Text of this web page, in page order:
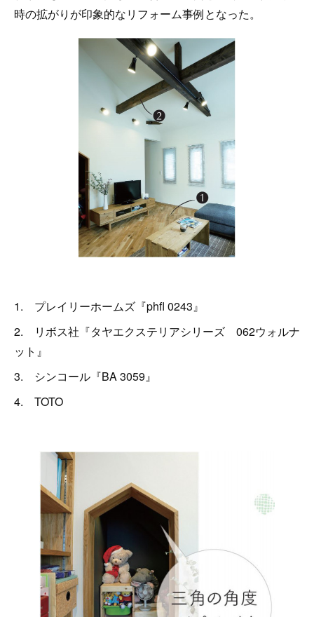
時の拡がりが印象的なリフォーム事例となった。
1. プレイリーホームズ『phfl 0243』
2. リボス社『タヤエクステリアシリーズ 062ウォルナ
ット』
3. シンコール『BA 3059』
4. TOTO